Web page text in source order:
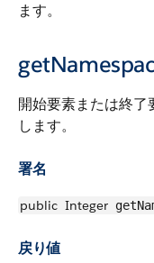
ます。
開始要素または終了
します。
署名
public Integer
戻り値